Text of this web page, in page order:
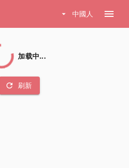
arrow_drop_down 中國人 menu
加载中...
refresh 刷新